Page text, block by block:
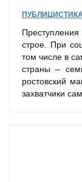
строе. При
том числе в
страны –
ростовский
захватчики